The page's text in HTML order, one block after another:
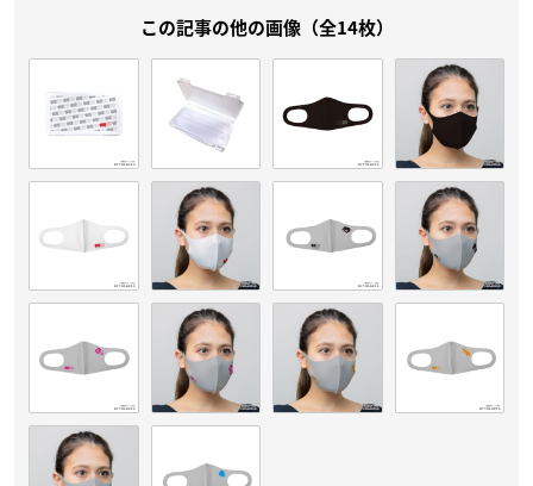
この記事の他の画像（全14枚）